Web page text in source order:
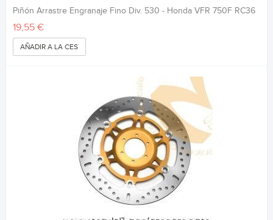
Piñón Arrastre Engranaje Fino Div. 530 - Honda VFR 750F RC36
19,55 €
AÑADIR A LA CESTA